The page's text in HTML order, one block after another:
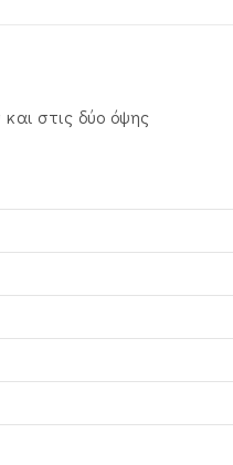
στις δύο όψης